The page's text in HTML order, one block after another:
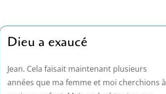
Dieu a exaucé
Jean. Cela faisait maintenant plusieurs
années que ma femme et moi cherchions à